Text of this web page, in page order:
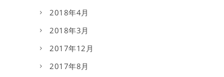
2018年4月
2018年3月
2017年12月
2017年8月